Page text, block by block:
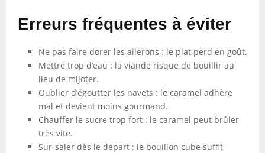
Erreurs fréquentes à éviter
Ne pas faire dorer les ailerons : le plat perd en goût.
Mettre trop d’eau : la viande risque de bouillir au
lieu de mijoter.
Oublier d’égoutter les navets : le caramel adhère
mal et devient moins gourmand.
Chauffer le sucre trop fort : le caramel peut brûler
très vite.
Sur-saler dès le départ : le bouillon cube suffit